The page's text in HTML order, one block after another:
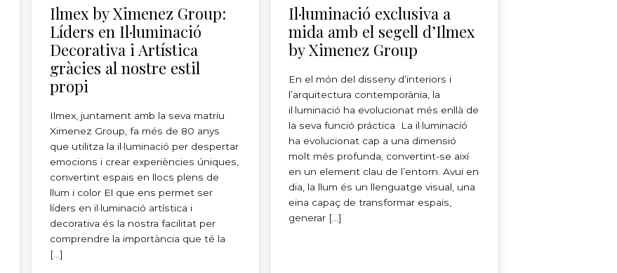
Ilmex by Ximenez Group:
Líders en Il·luminació
Decorativa i Artística
gràcies al nostre estil
propi
Ilmex, juntament amb la seva matriu
Ximenez Group, fa més de 80 anys
que utilitza la il·luminació per despertar
emocions i crear experiències úniques,
convertint espais en llocs plens de
llum i color El que ens permet ser
líders en il·luminació artística i
decorativa és la nostra facilitat per
comprendre la importància que té la
[…]
Il·luminació exclusiva a
mida amb el segell d’Ilmex
by Ximenez Group
En el món del disseny d’interiors i
l’arquitectura contemporània, la
il·luminació ha evolucionat més enllà de
la seva funció práctica La il·luminació
ha evolucionat cap a una dimensió
molt més profunda, convertint-se així
en un element clau de l’entorn. Avui en
dia, la llum és un llenguatge visual, una
eina capaç de transformar espais,
generar […]